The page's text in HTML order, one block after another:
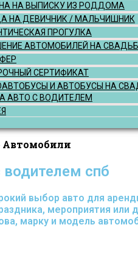
НА ВЫПИСКУ ИЗ РОДДОМА
НА ДЕВИЧНИК / МАЛЬЧИШНИК
ПРОГУЛКА
АВТОМОБИЛЕЙ НА
СЕРТИФИКАТ
И АВТОБУСЫ НА
АВТО С ВОДИТЕЛЕМ
Автомобили
спб
выбор авто для
мероприятия
марку и модель